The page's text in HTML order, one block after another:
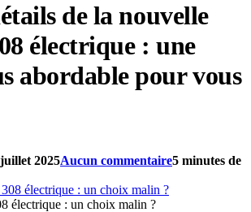
de la nouvelle
électrique : une
abordable pour vous
2025Aucun commentaire5 minutes de
électrique : un choix malin ?